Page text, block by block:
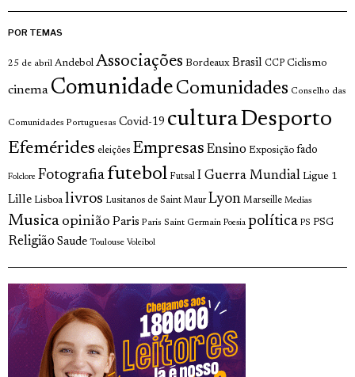
POR TEMAS
25 de abril Andebol Associações Bordeaux Brasil CCP Ciclismo
cinema Comunidade Comunidades Conselho das
Comunidades Portuguesas Covid-19 culturaDesporto
Efemérides eleições Empresas Ensino Exposição fado
Folclore Fotografia futebol Futsal I Guerra Mundial Ligue 1
Lille Lisboa livros Lusitanos de Saint Maur Lyon Marseille Medias
Musica opinião Paris Paris Saint Germain Poesia política PS PSG
Religião Saude Toulouse Voleibol